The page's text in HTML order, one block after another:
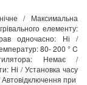
/ Максимальна
елементу:
одночасно: Ні /
80- 200 ° C
Немає /
Ні / Установка часу
при